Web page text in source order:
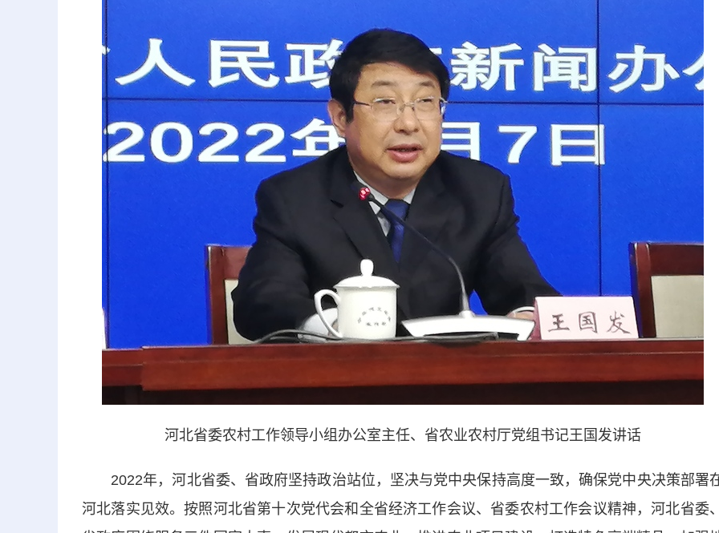
河北省委农村工作领导小组办公室主任、省农业农村厅党组书记王国发讲话
2022年，河北省委、省政府坚持政治站位，坚决与党中央保持高度一致，确保党中央决策部署
河北落实见效。按照河北省第十次党代会和全省经济工作会议、省委农村工作会议精神，河北省委、